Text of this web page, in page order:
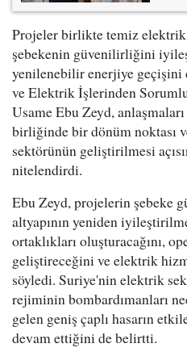
Projeler birlikte temiz elektrik
şebekenin güvenilirliğini
yenilenebilir enerjiye geçişini
ve Elektrik İşlerinden
Usame Ebu Zeyd,
birliğinde bir dönüm noktası
sektörünün geliştirilmesi
nitelendirdi.
Ebu Zeyd, projelerin şebeke
altyapının yeniden
ortaklıkları oluşturacağını,
geliştireceğini ve elektrik
söyledi. Suriye'nin elektrik
rejiminin bombardımanları
gelen geniş çaplı hasarın
devam ettiğini de belirtti.